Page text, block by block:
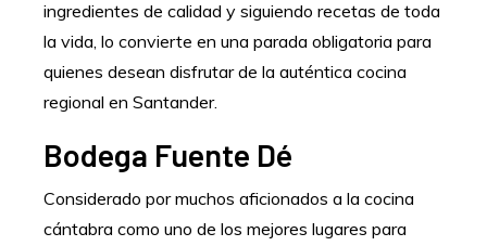
ingredientes de calidad y siguiendo recetas de toda
la vida, lo convierte en una parada obligatoria para
quienes desean disfrutar de la auténtica cocina
regional en Santander.
Bodega Fuente Dé
Considerado por muchos aficionados a la cocina
cántabra como uno de los mejores lugares para